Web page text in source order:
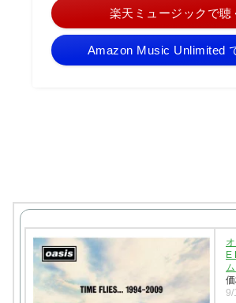
楽天ミュージックで聴
Amazon Music Unlimited
E
9/